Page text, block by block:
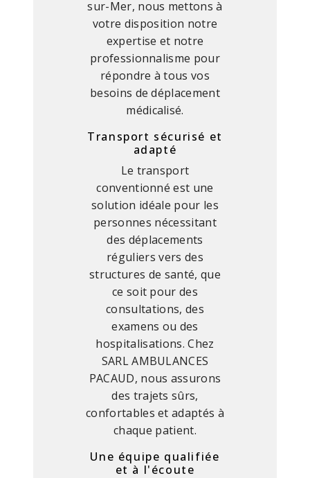
sur-Mer, nous mettons à
votre disposition notre
expertise et notre
professionnalisme pour
répondre à tous vos
besoins de déplacement
médicalisé.
Transport sécurisé et
adapté
Le transport
conventionné est une
solution idéale pour les
personnes nécessitant
des déplacements
réguliers vers des
structures de santé, que
ce soit pour des
consultations, des
examens ou des
hospitalisations. Chez
SARL AMBULANCES
PACAUD, nous assurons
des trajets sûrs,
confortables et adaptés à
chaque patient.
Une équipe qualifiée
et à l'écoute